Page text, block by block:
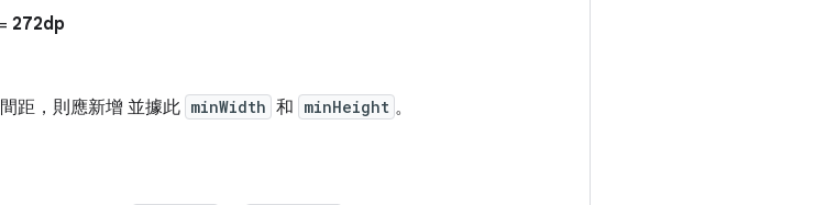
272dp
距，則應新增 並據此 minWidth 和 minHeight 。